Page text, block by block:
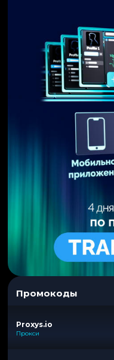
Промокоды
Proxys.io
Прокси